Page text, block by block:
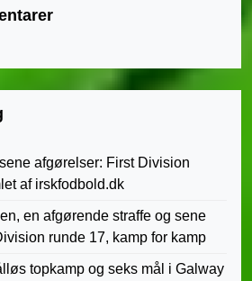
afgørelser: First Division
af irskfodbold.dk
en afgørende straffe og sene
runde 17, kamp for kamp
topkamp og seks mål i Galway